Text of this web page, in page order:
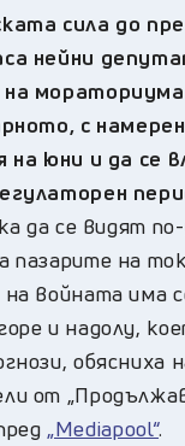
сила до
нейни
с
на юни и да се
да се видят
пазарите на
войната има
и надолу,
обясниха
от
„Mediapool“.